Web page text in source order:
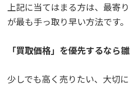
上記に当てはまる方は、最寄
が最も手っ取り早い方法です。
「買取価格」を優先するなら
少しでも高く売りたい、大切